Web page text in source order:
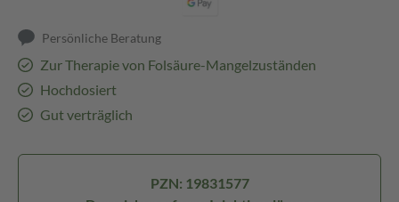
Persönliche Beratung
Zur Therapie von Folsäure-Mangelzuständen
Hochdosiert
Gut verträglich
PZN: 19831577